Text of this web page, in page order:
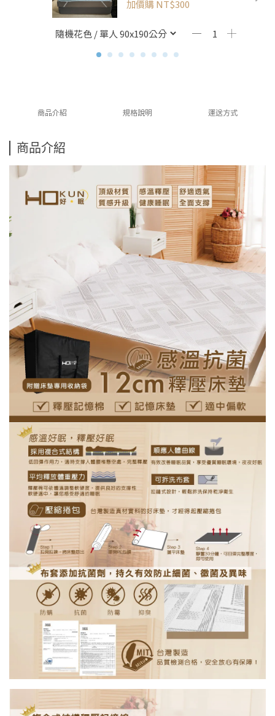
加價購NT$300
商品介紹 規格說明 運送方式
商品介紹